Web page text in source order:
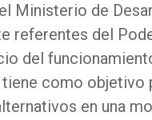
Ministerio de
referentes del
del
tiene como objetivo
en una